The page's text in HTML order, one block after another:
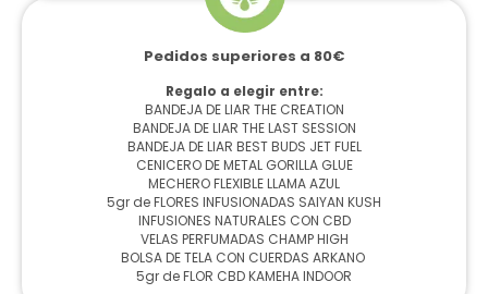
Pedidos superiores a 80€
Regalo a elegir entre:
BANDEJA DE LIAR THE CREATION
BANDEJA DE LIAR THE LAST SESSION
BANDEJA DE LIAR BEST BUDS JET FUEL
CENICERO DE METAL GORILLA GLUE
MECHERO FLEXIBLE LLAMA AZUL
5gr de FLORES INFUSIONADAS SAIYAN KUSH
INFUSIONES NATURALES CON CBD
VELAS PERFUMADAS CHAMP HIGH
BOLSA DE TELA CON CUERDAS ARKANO
5gr de FLOR CBD KAMEHA INDOOR